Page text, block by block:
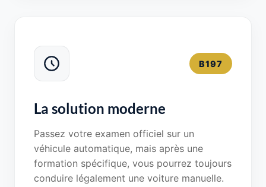
B197
La solution moderne
Passez votre examen officiel sur un
véhicule automatique, mais après une
formation spécifique, vous pourrez toujours
conduire légalement une voiture manuelle.